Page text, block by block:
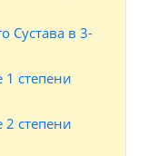
Сустава в 3-
1 степени
2 степени